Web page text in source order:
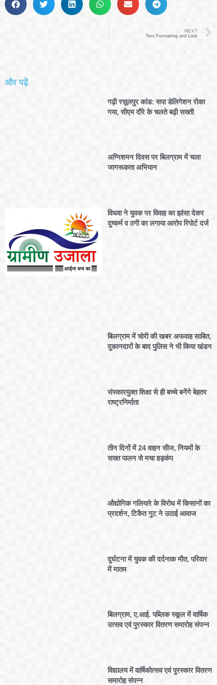
NEXT
Text Formatting and Lists
और पढ़ें
गढ़ी रसूलपुर कांड: सपा डेलिगेशन रोका
गया, सीएम दौरे के चलते बढ़ी सख्ती
अग्निशमन दिवस पर बिलग्राम में चला
जागरूकता अभियान
विधवा ने युवक पर विवाह का झांसा देकर
दुष्कर्म व ठगी का लगाया आरोप रिपोर्ट दर्ज
बिलग्राम में चोरी की खबर अफवाह साबित,
दुकानदारों के बाद पुलिस ने भी किया खंडन
संस्कारयुक्त शिक्षा से ही बच्चे बनेंगे बेहतर
राष्ट्रनिर्माता
तीन दिनों में 24 वाहन सीज, नियमों के
सख्त पालन से मचा हड़कंप
औद्योगिक गलियारे के विरोध में किसानों का
प्रदर्शन, टिकैत गुट ने उठाई आवाज
दुर्घटना में युवक की दर्दनाक मौत, परिवार
में मातम
बिलग्राम, ए.आई. पब्लिक स्कूल में वार्षिक
उत्सव एवं पुरस्कार वितरण समारोह संपन्न
विद्यालय में वार्षिकोत्सव एवं पुरस्कार वितरण
समारोह संपन्न